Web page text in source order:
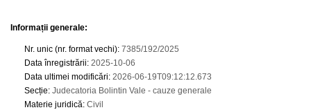
Informații generale:
Nr. unic (nr. format vechi): 7385/192/2025
Data înregistrării: 2025-10-06
Data ultimei modificări: 2026-06-19T09:12:12.673
Secție: Judecatoria Bolintin Vale - cauze generale
Materie juridică: Civil